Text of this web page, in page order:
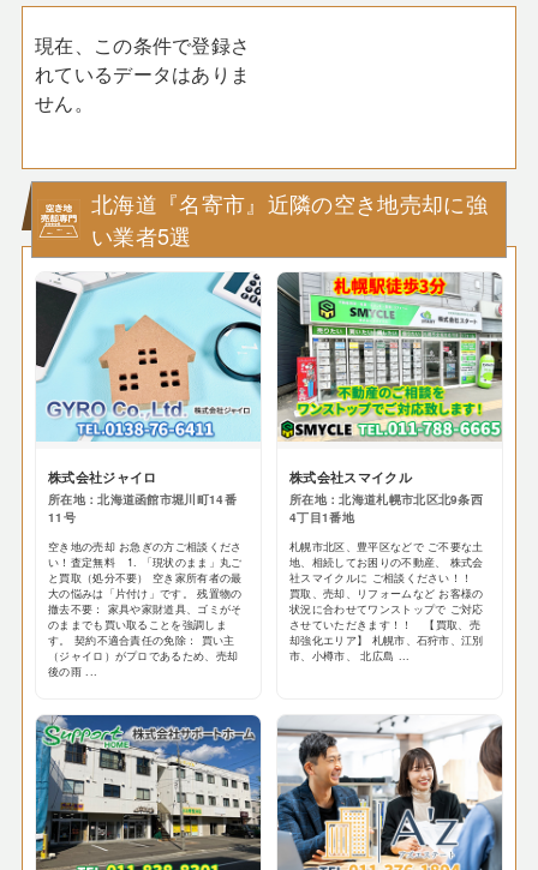
現在、この条件で登録さ
れているデータはありま
せん。
北海道『名寄市』近隣の空き地売却に強
い業者5選
株式会社ジャイロ
所在地：北海道函館市堀川町14番
11号
空き地の売却 お急ぎの方ご相談くださ
い！査定無料 1. 「現状のまま」丸ご
と買取（処分不要） 空き家所有者の最
大の悩みは「片付け」です。 残置物の
撤去不要： 家具や家財道具、ゴミがそ
のままでも買い取ることを強調しま
す。 契約不適合責任の免除： 買い主
（ジャイロ）がプロであるため、売却
後の雨 ...
株式会社スマイクル
所在地：北海道札幌市北区北9条西
4丁目1番地
札幌市北区、豊平区などで ご不要な土
地、相続してお困りの不動産、 株式会
社スマイクルに ご相談ください！！
買取、売却、リフォームなど お客様の
状況に合わせてワンストップで ご対応
させていただきます！！ 【買取、売
却強化エリア】 札幌市、石狩市、江別
市、小樽市、 北広島 ...